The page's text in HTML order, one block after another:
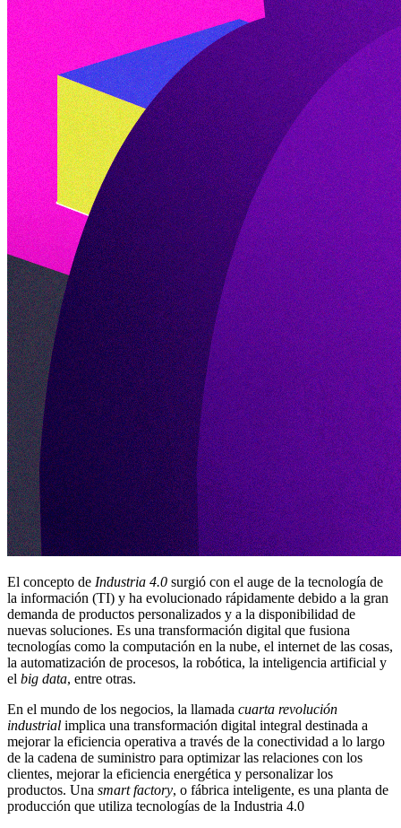
El concepto de Industria 4.0 surgió con el auge de la tecnología de
la información (TI) y ha evolucionado rápidamente debido a la gran
demanda de productos personalizados y a la disponibilidad de
nuevas soluciones. Es una transformación digital que fusiona
tecnologías como la computación en la nube, el internet de las cosas,
la automatización de procesos, la robótica, la inteligencia artificial y
el big data, entre otras.
En el mundo de los negocios, la llamada cuarta revolución
industrial implica una transformación digital integral destinada a
mejorar la eficiencia operativa a través de la conectividad a lo largo
de la cadena de suministro para optimizar las relaciones con los
clientes, mejorar la eficiencia energética y personalizar los
productos. Una smart factory, o fábrica inteligente, es una planta de
producción que utiliza tecnologías de la Industria 4.0